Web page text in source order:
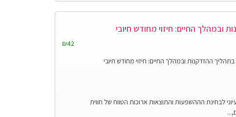
ובמהלך החיים: חיזוי מחודש חיובי
₪42
ההזדקנות ובמהלך החיים: חיזוי מחודש חיובי
לבחינת הההשפעות והתוצאות ארוכות הטווח של חווית